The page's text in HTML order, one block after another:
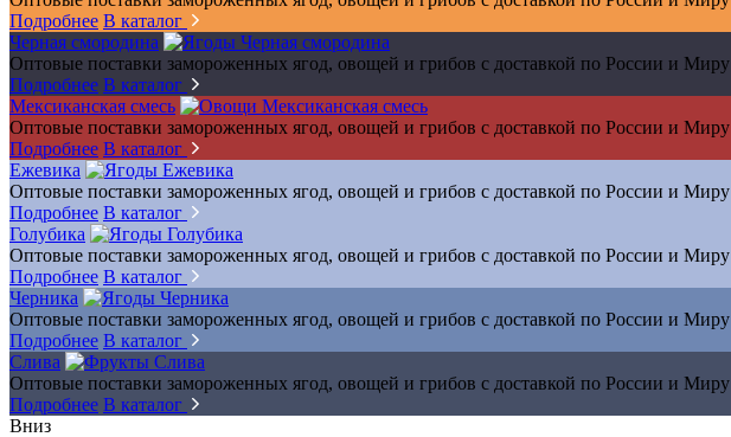
Подробнее В каталог
Черная смородина
Оптовые поставки замороженных ягод, овощей и грибов с доставкой по России и Миру
Подробнее В каталог
Мексиканская смесь
Оптовые поставки замороженных ягод, овощей и грибов с доставкой по России и Миру
Подробнее В каталог
Ежевика
Оптовые поставки замороженных ягод, овощей и грибов с доставкой по России и Миру
Подробнее В каталог
Голубика
Оптовые поставки замороженных ягод, овощей и грибов с доставкой по России и Миру
Подробнее В каталог
Черника
Оптовые поставки замороженных ягод, овощей и грибов с доставкой по России и Миру
Подробнее В каталог
Слива
Оптовые поставки замороженных ягод, овощей и грибов с доставкой по России и Миру
Подробнее В каталог
Вниз